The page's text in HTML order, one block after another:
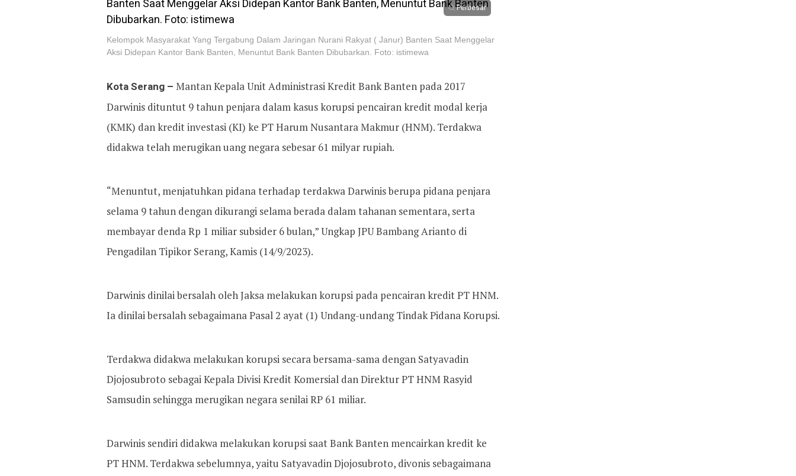
Perbesar
Kelompok Masyarakat Yang Tergabung Dalam Jaringan Nurani Rakyat ( Janur) Banten Saat Menggelar
Aksi Didepan Kantor Bank Banten, Menuntut Bank Banten Dibubarkan. Foto: istimewa
Kota Serang – Mantan Kepala Unit Administrasi Kredit Bank Banten pada 2017
Darwinis dituntut 9 tahun penjara dalam kasus korupsi pencairan kredit modal kerja
(KMK) dan kredit investasi (KI) ke PT Harum Nusantara Makmur (HNM). Terdakwa
didakwa telah merugikan uang negara sebesar 61 milyar rupiah.
“Menuntut, menjatuhkan pidana terhadap terdakwa Darwinis berupa pidana penjara
selama 9 tahun dengan dikurangi selama berada dalam tahanan sementara, serta
membayar denda Rp 1 miliar subsider 6 bulan,” Ungkap JPU Bambang Arianto di
Pengadilan Tipikor Serang, Kamis (14/9/2023).
Darwinis dinilai bersalah oleh Jaksa melakukan korupsi pada pencairan kredit PT HNM.
Ia dinilai bersalah sebagaimana Pasal 2 ayat (1) Undang-undang Tindak Pidana Korupsi.
Terdakwa didakwa melakukan korupsi secara bersama-sama dengan Satyavadin
Djojosubroto sebagai Kepala Divisi Kredit Komersial dan Direktur PT HNM Rasyid
Samsudin sehingga merugikan negara senilai RP 61 miliar.
Darwinis sendiri didakwa melakukan korupsi saat Bank Banten mencairkan kredit ke
PT HNM. Terdakwa sebelumnya, yaitu Satyavadin Djojosubroto, divonis sebagaimana